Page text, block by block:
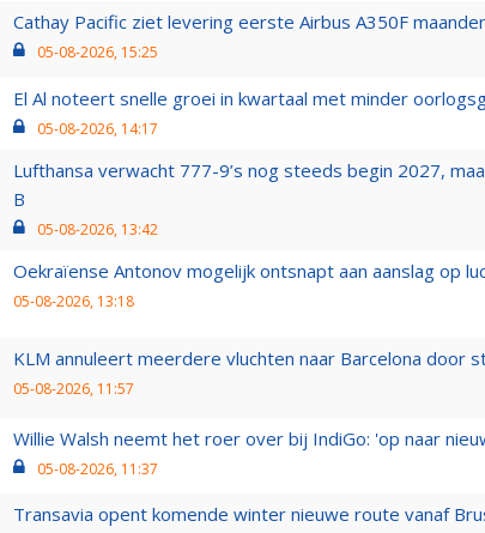
Cathay Pacific ziet levering eerste Airbus A350F
05-08-2026, 15:25
El Al noteert snelle groei in kwartaal met minder
05-08-2026, 14:17
Lufthansa verwacht 777-9’s nog steeds begin 2027,
B
05-08-2026, 13:42
Oekraïense Antonov mogelijk ontsnapt aan aanslag op
05-08-2026, 13:18
KLM annuleert meerdere vluchten naar Barcelona door
05-08-2026, 11:57
Willie Walsh neemt het roer over bij IndiGo: 'op naar
05-08-2026, 11:37
Transavia opent komende winter nieuwe route vanaf